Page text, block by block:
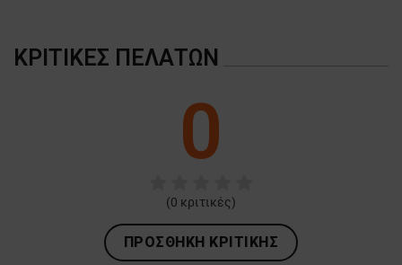
ΚΡΙΤΙΚΈΣ ΠΕΛΑΤΏΝ
0
(0 κριτικές)
ΠΡΟΣΘΉΚΗ ΚΡΙΤΙΚΉΣ